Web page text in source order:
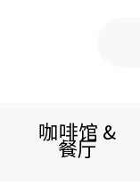
咖啡馆 &
餐厅